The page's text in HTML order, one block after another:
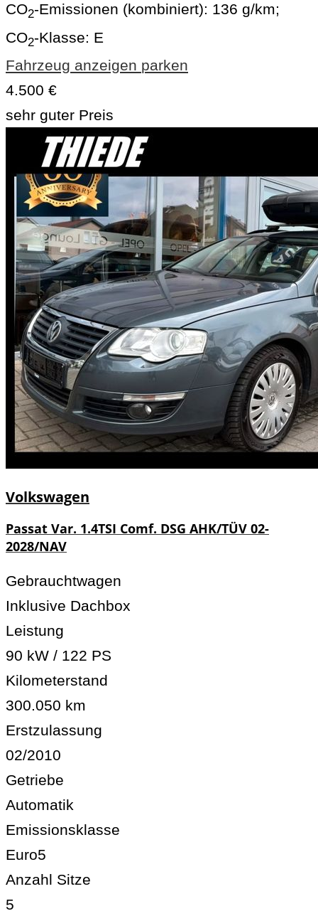
CO2-Emissionen (kombiniert): 136 g/km;
CO2-Klasse: E
Fahrzeug anzeigen parken
4.500 €
sehr guter Preis
Volkswagen
Passat Var. 1.4TSI Comf. DSG AHK/TÜV 02-
2028/NAV
Gebrauchtwagen
Inklusive Dachbox
Leistung
90 kW / 122 PS
Kilometerstand
300.050 km
Erstzulassung
02/2010
Getriebe
Automatik
Emissionsklasse
Euro5
Anzahl Sitze
5